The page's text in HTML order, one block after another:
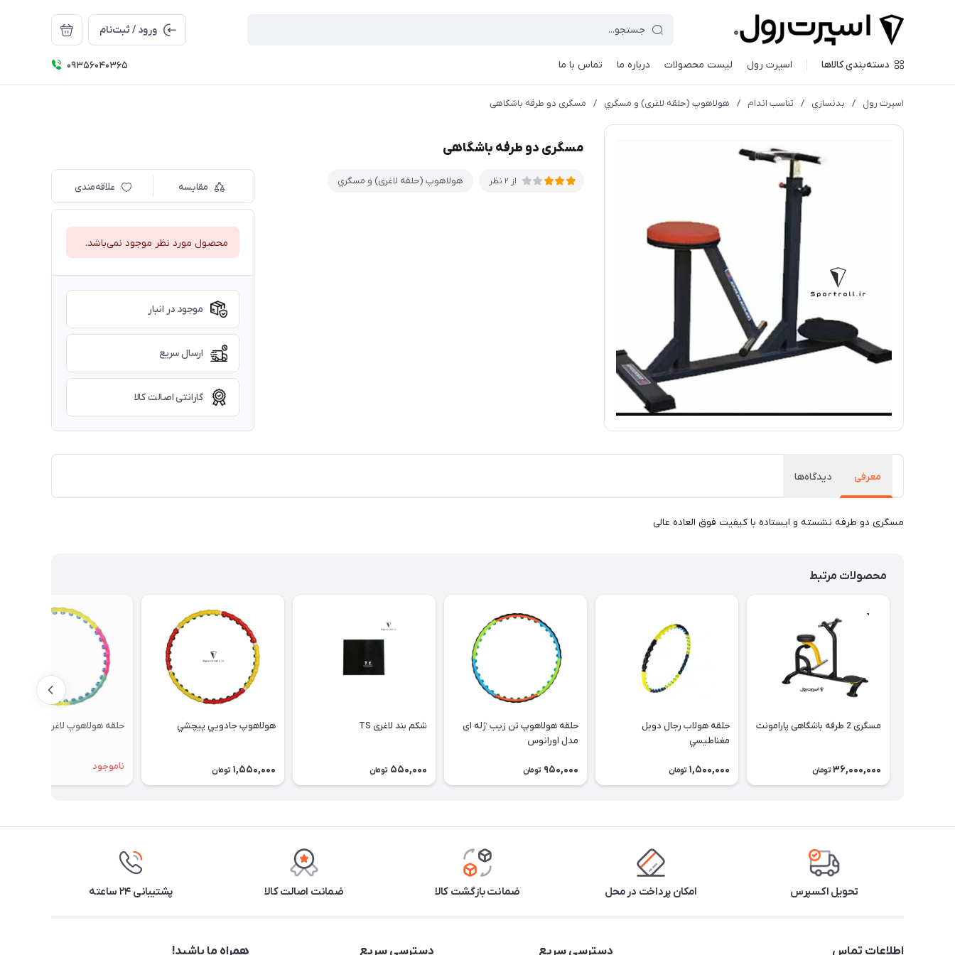
ورود / ثبت‌نام
دسته‌بندی کالاها اسپرت رول لیست محصولات درباره ما تماس با ما 09356040365
اسپرت رول / بدنسازي / تناسب اندام / هولاهوپ (حلقه لاغری) و مسگري / مسگری دو طرفه باشگاهی
مسگری دو طرفه باشگاهی
از 2 نظر هولاهوپ (حلقه لاغری) و مسگري
مقایسه علاقه‌مندی
محصول مورد نظر موجود نمی‌باشد.
موجود در انبار
ارسال سریع
گارانتی اصالت کالا
معرفی دیدگاه‌ها
مسگری دو طرفه نشسته و ایستاده با کیفیت فوق العاده عالی
محصولات مرتبط
مسگری 2 طرفه باشگاهی پارامونت
36,000,000 تومان
حلقه هولاب رجال دوبل
مغناطيسي
1,500,000 تومان
حلقه هولاهوپ تن زیب ژله ای
مدل اورانوس
950,000 تومان
شکم بند لاغری TS
550,000 تومان
هولاهوپ جادويي پيچشي
1,550,000 تومان
حلقه هولاهوپ لاغري رجال
ناموجود
تحویل اکسپرس امکان پرداخت در محل ضمانت بازگشت کالا ضمانت اصالت کالا پشتیبانی ۲۴ ساعته
اطلاعات تماس دسترسی سریع دسترسی سریع همراه ما باشید!